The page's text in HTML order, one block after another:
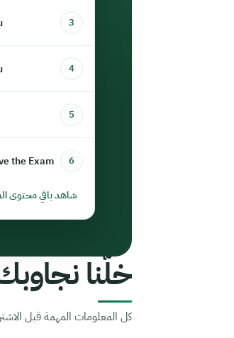
3
4
5
6
the Exam
شاهد باقي محتوى
خلّنا
كل المعلومات المهمة قبل